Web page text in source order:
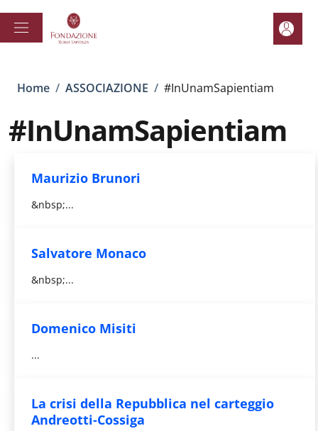
Area
Briciole di pane
Home / ASSOCIAZIONE / #InUnamSapientiam
#InUnamSapientiam
Maurizio Brunori
&nbsp;...
Salvatore Monaco
&nbsp;...
Domenico Misiti
...
La crisi della Repubblica nel carteggio
Andreotti-Cossiga